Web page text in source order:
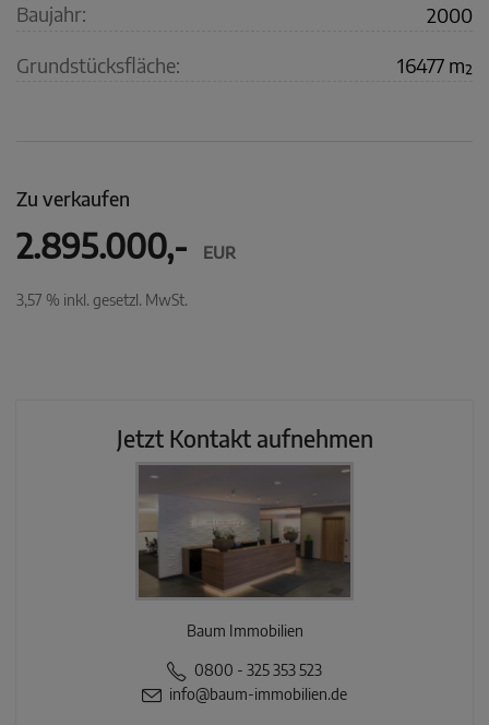
Baujahr: 2000
Grundstücksfläche: 16477 m²
Zu verkaufen
2.895.000,- EUR
3,57 % inkl. gesetzl. MwSt.
Jetzt Kontakt aufnehmen
Baum Immobilien
0800 - 325 353 523
info@baum-immobilien.de